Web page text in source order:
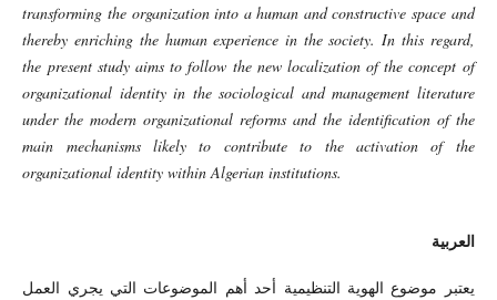
transforming the organization into a human and constructive space and
thereby enriching the human experience in the society. In this regard,
the present study aims to follow the new localization of the concept of
organizational identity in the sociological and management literature
under the modern organizational reforms and the identification of the
main mechanisms likely to contribute to the activation of the
organizational identity within Algerian institutions.
العربية
يعتبر موضوع الهوية التنظيمية أحد أهم الموضوعات التي يجري العمل